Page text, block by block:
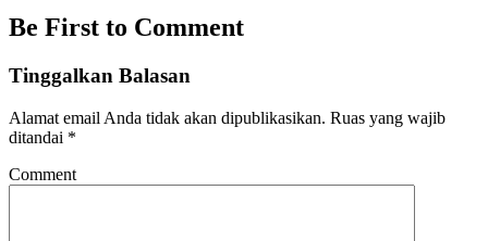
Be First to Comment
Tinggalkan Balasan
Alamat email Anda tidak akan dipublikasikan. Ruas yang wajib
ditandai *
Comment